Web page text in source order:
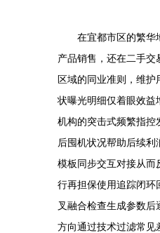
在宜都市区的繁华
产品销售，还在二手
区域的同业准则，维
状曝光明细仅着眼效益
机构的突击式频繁指控
后囤机状况帮助后续
模板同步交互对接从而
行再担保使用追踪闭环
叉融合检查生成参数
方向通过技术过滤常见